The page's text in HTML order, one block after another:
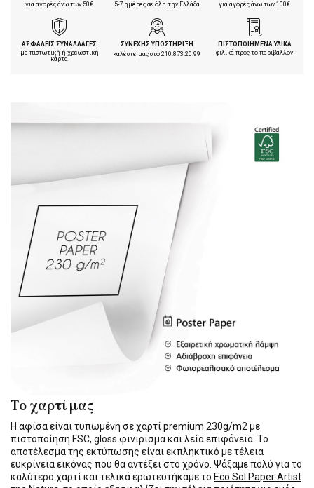
για αγορές άνω των 50€
5-7 ημέρες σε όλη την Ελλάδα
για αγορές άνω των 100€
ΑΣΦΑΛΕΙΣ ΣΥΝΑΛΛΑΓΕΣ
με πιστωτική ή χρεωστική
κάρτα
ΣΥΝΕΧΗΣ ΥΠΟΣΤΗΡΙΞΗ
καλέστε μας στο210.873.20.99
ΠΙΣΤΟΠΟΙΗΜΕΝΑ ΥΛΙΚΑ
φιλικά προς το περιβάλλον
Το χαρτί μας
Η αφίσα είναι τυπωμένη σε χαρτί premium 230g/m2 με
πιστοποίηση FSC, gloss φινίρισμα και λεία επιφάνεια. Το
αποτέλεσμα της εκτύπωσης είναι εκπληκτικό με τέλεια
ευκρίνεια εικόνας που θα αντέξει στο χρόνο. Ψάξαμε πολύ για το
καλύτερο χαρτί και τελικά ερωτευτήκαμε το Eco Sol Paper Artist